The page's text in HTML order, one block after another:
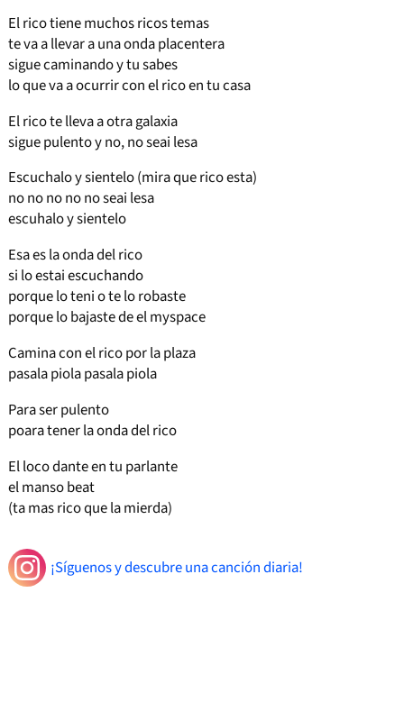
El rico tiene muchos ricos temas
te va a llevar a una onda placentera
sigue caminando y tu sabes
lo que va a ocurrir con el rico en tu casa
El rico te lleva a otra galaxia
sigue pulento y no, no seai lesa
Escuchalo y sientelo (mira que rico esta)
no no no no no seai lesa
escuhalo y sientelo
Esa es la onda del rico
si lo estai escuchando
porque lo teni o te lo robaste
porque lo bajaste de el myspace
Camina con el rico por la plaza
pasala piola pasala piola
Para ser pulento
poara tener la onda del rico
El loco dante en tu parlante
el manso beat
(ta mas rico que la mierda)
¡Síguenos y descubre una canción diaria!